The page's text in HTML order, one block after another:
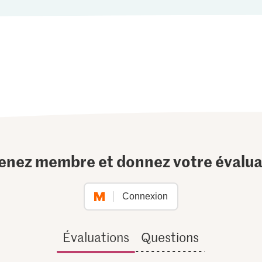
membre et donnez votre
Connexion
Évaluations Questions